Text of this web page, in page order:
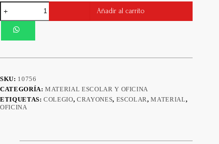
Crayones
MADISON
x
Añadir al carrito
SKU: 10756
CATEGORÍA:MATERIAL ESCOLAR Y OFICINA
ETIQUETAS:COLEGIO,CRAYONES, ESCOLAR,MATERIAL,
OFICINA